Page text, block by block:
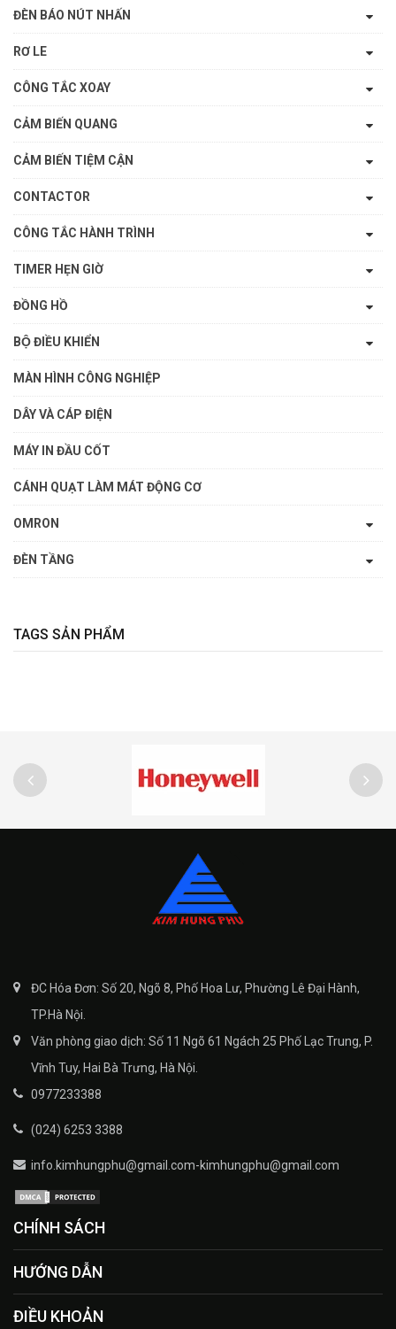
ĐÈN BÁO NÚT NHẤN
RƠ LE
CÔNG TẮC XOAY
CẢM BIẾN QUANG
CẢM BIẾN TIỆM CẬN
CONTACTOR
CÔNG TẮC HÀNH TRÌNH
TIMER HẸN GIỜ
ĐỒNG HỒ
BỘ ĐIỀU KHIỂN
MÀN HÌNH CÔNG NGHIỆP
DÂY VÀ CÁP ĐIỆN
MÁY IN ĐẦU CỐT
CÁNH QUẠT LÀM MÁT ĐỘNG CƠ
OMRON
ĐÈN TẦNG
TAGS SẢN PHẨM
ĐC Hóa Đơn: Số 20, Ngõ 8, Phố Hoa Lư, Phường Lê Đại Hành,
TP.Hà Nội.
Văn phòng giao dịch: Số 11 Ngõ 61 Ngách 25 Phố Lạc Trung, P.
Vĩnh Tuy, Hai Bà Trưng, Hà Nội.
0977233388
(024) 6253 3388
info.kimhungphu@gmail.com-kimhungphu@gmail.com
CHÍNH SÁCH
HƯỚNG DẪN
ĐIỀU KHOẢN